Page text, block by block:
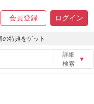
会員登録 ログイン
の特典をゲット
詳細
検索
▼